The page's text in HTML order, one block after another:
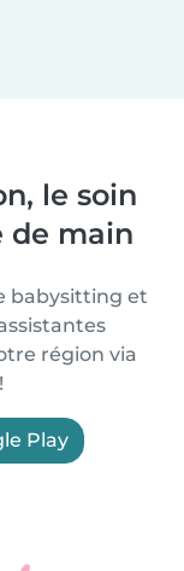
le soin
de main
babysitting et
région via
Play